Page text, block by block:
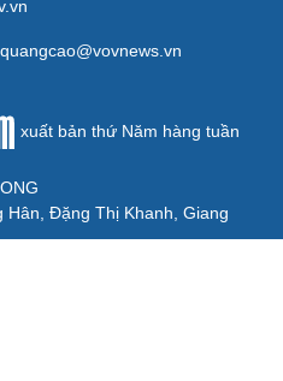
giáo viên ra đầu thú liệu có
thể nộp tiền để hưởng án
tự động cập nhật, điều chỉnh